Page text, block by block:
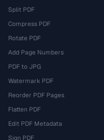
Split PDF
Compress PDF
Rotate PDF
Add Page Numbers
PDF to JPG
Watermark PDF
Reorder PDF Pages
Flatten PDF
Edit PDF Metadata
Sign PDF